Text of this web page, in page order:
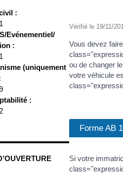
:
Evénementiel/
:
(uniquement
:
Vérifié le 19/11/
Vous devez
ou de changer
votre véhicule
Forme AB
Si votre